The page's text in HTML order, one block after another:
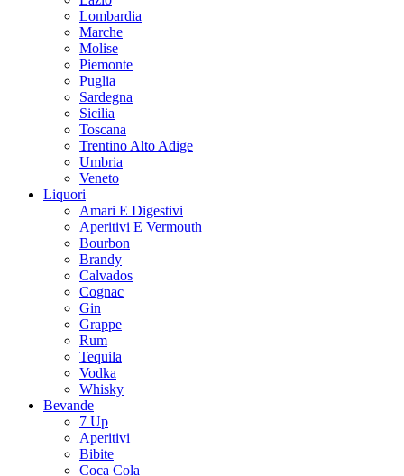
Lombardia
Marche
Molise
Piemonte
Puglia
Sardegna
Sicilia
Toscana
Trentino Alto Adige
Umbria
Veneto
Liquori
Amari E Digestivi
Aperitivi E Vermouth
Bourbon
Brandy
Calvados
Cognac
Gin
Grappe
Rum
Tequila
Vodka
Whisky
Bevande
7 Up
Aperitivi
Bibite
Coca Cola